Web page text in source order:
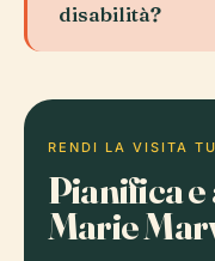
disabilità?
RENDI LA VISITA
Pianifica e
Marie